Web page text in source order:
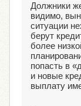
Должники
видимо,
ситуации
берут
более
попасть в
и новые
выплату